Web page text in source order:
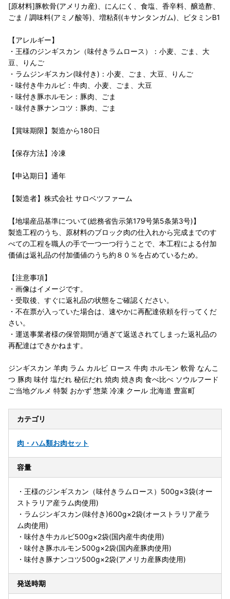
[原材料]豚軟骨(アメリカ産)、にんにく、食塩、香辛料、醸造酢、
ごま / 調味料(アミノ酸等)、増粘剤(キサンタンガム)、ビタミンB1
【アレルギー】
・王様のジンギスカン（味付きラムロース）：小麦、ごま、大
豆、りんご
・ラムジンギスカン(味付き)：小麦、ごま、大豆、りんご
・味付き牛カルビ：牛肉、小麦、ごま、大豆
・味付き豚ホルモン：豚肉、ごま
・味付き豚ナンコツ：豚肉、ごま
【賞味期限】製造から180日
【保存方法】冷凍
【申込期日】通年
【製造者】株式会社 サロベツファーム
【地場産品基準について(総務省告示第179号第5条第3号)】
製造工程のうち、原材料のブロック肉の仕入れから完成までのす
べての工程を職人の手で一つ一つ行うことで、本工程による付加
価値は返礼品の付加価値のうち約８０％を占めているため。
【注意事項】
・画像はイメージです。
・受取後、すぐに返礼品の状態をご確認ください。
・不在票が入っていた場合は、速やかに再配達依頼を行ってくだ
さい。
・運送事業者様の保管期間が過ぎて返送されてしまった返礼品の
再配達はできかねます。
ジンギスカン 羊肉 ラム カルビ ロース 牛肉 ホルモン 軟骨 なんこ
つ 豚肉 味付 塩だれ 秘伝だれ 焼肉 焼き肉 食べ比べ ソウルフード
ご当地グルメ 特製 おかず 惣菜 冷凍 クール 北海道 豊富町
カテゴリ
肉・ハム類お肉セット
容量
・王様のジンギスカン（味付きラムロース）500g×3袋(オー
ストラリア産ラム肉使用)
・ラムジンギスカン(味付き)600g×2袋(オーストラリア産ラ
ム肉使用)
・味付き牛カルビ500g×2袋(国内産牛肉使用)
・味付き豚ホルモン500g×2袋(国内産豚肉使用)
・味付き豚ナンコツ500g×2袋(アメリカ産豚肉使用)
発送時期